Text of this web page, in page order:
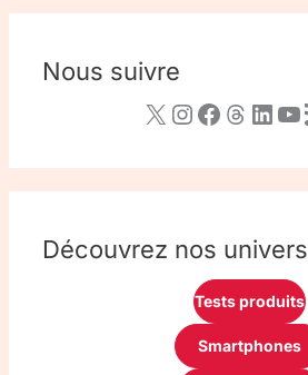
Nous suivre
Découvrez nos univers
Tests produits
Smartphones